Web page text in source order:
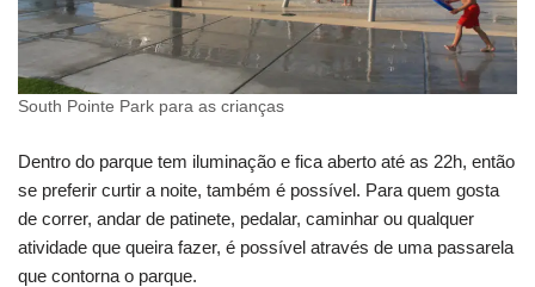
South Pointe Park para as crianças
Dentro do parque tem iluminação e fica aberto até as 22h, então
se preferir curtir a noite, também é possível. Para quem gosta
de correr, andar de patinete, pedalar, caminhar ou qualquer
atividade que queira fazer, é possível através de uma passarela
que contorna o parque.